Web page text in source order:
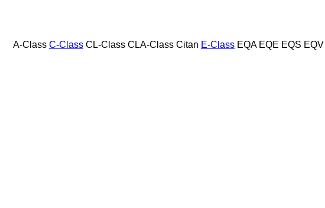
A-Class C-Class CL-Class CLA-Class Citan E-Class EQA EQE EQS EQV